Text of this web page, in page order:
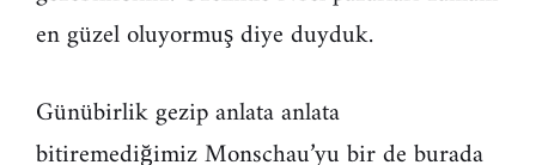
en güzel oluyormuş diye duyduk.
Günübirlik gezip anlata anlata
bitiremediğimiz Monschau’yu bir de burada